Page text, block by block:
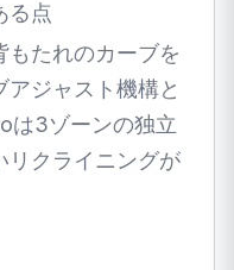
る点
もたれのカーブを
ジャスト機構と
は3ゾーンの独立
リクライニングが